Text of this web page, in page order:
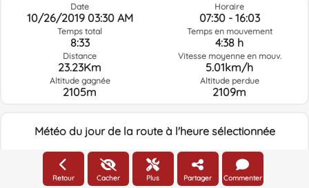
Date
10/26/2019 03:30 AM
Temps total
8:33
Distance
23.23Km
Altitude gagnée
2105m
Horaire
07:30 - 16:03
Temps en mouvement
4:38 h
Vitesse moyenne en mouv.
5.01km/h
Altitude perdue
2109m
Météo du jour de la route à l'heure sélectionnée
05:00
Retour Cacher Plus Partager Commenter